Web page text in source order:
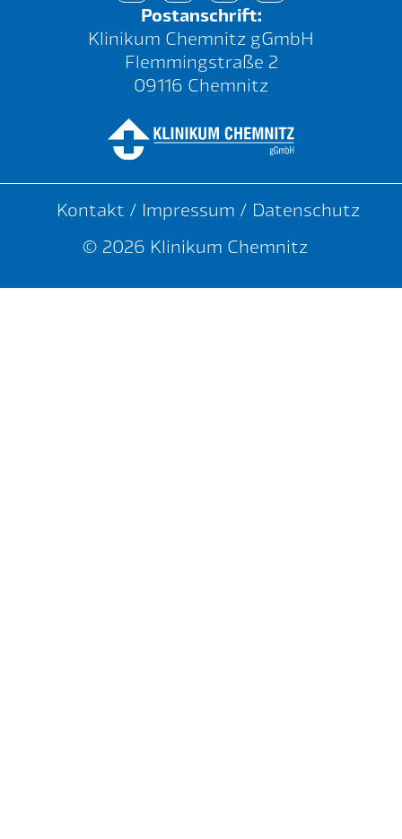
Postanschrift:
Klinikum Chemnitz gGmbH
Flemmingstraße 2
09116 Chemnitz
Kontakt / Impressum / Datenschutz
© 2026 Klinikum Chemnitz